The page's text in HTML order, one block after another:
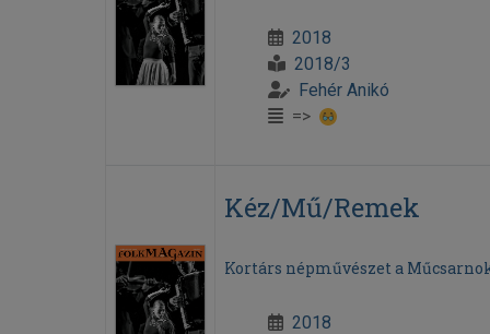
2018
2018/3
Fehér Anikó
=>
Kéz/Mű/Remek
Kortárs népművészet a
2018